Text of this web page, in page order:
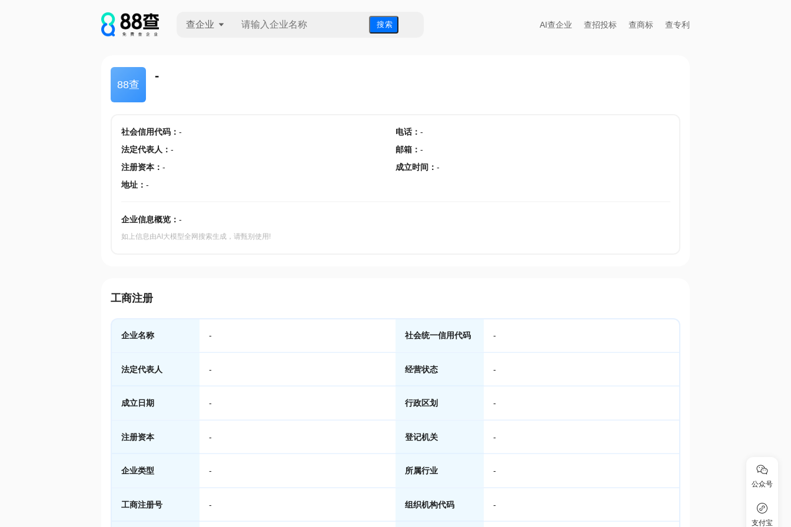
查企业 搜 索 AI查企业 查招投标 查商标 查专利
88查
-
社会信用代码： - 电话： -
法定代表人 ： - 邮箱 ： -
注册资本： - 成立时间 ： -
地址： -
企业信息概览： -
如上信息由AI大模型全网搜索生成，请甄别使用!
工商注册
企业名称 - 社会统一信用代码 -
法定代表人 - 经营状态 -
成立日期 - 行政区划 -
注册资本 - 登记机关 -
企业类型 - 所属行业 -
工商注册号 - 组织机构代码 -
公众号
支付宝